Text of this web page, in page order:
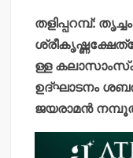
തളിപ്പറമ്പ്:
ള്ള
ഉദ്ഘാടനം
ജയരാമന്‍